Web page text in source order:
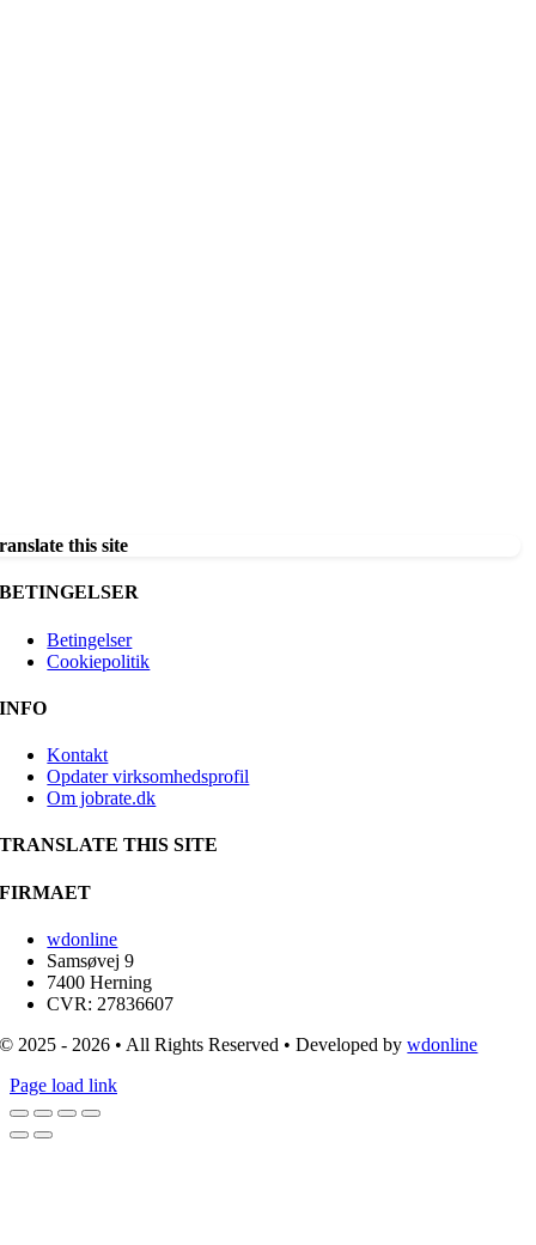
this site
BETINGELSER
Betingelser
Cookiepolitik
INFO
Kontakt
Opdater virksomhedsprofil
Om jobrate.dk
TRANSLATE THIS SITE
FIRMAET
wdonline
Samsøvej 9
7400 Herning
CVR: 27836607
© 2025 - 2026 • All Rights Reserved • Developed bywdonline
Page load link